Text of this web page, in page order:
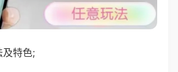
及特色;